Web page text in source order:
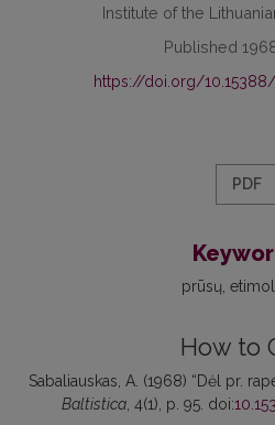
Institute of the
Published
https://doi.org/10.15388/
PDF
prūsų
How to
Sabaliauskas, A. (1968) “Dėl pr.
Baltistica, 4(1), p. 95. doi: